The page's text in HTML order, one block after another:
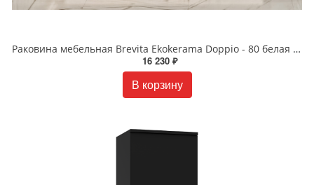
Раковина мебельная Brevita Ekokerama Doppio - 80 белая 0117
16 230 ₽
В корзину